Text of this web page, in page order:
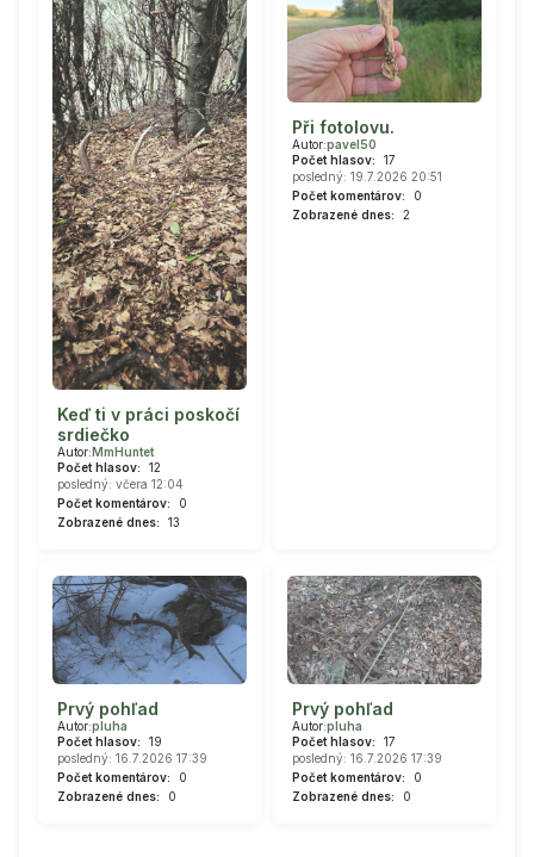
Keď ti v práci poskočí
srdiečko
Autor:MmHuntet
Počet hlasov:
12
posledný: včera 12:04
Počet komentárov:
0
Zobrazené dnes:
13
Při fotolovu.
Autor:pavel50
Počet hlasov:
17
posledný: 19.7.2026 20:51
Počet komentárov:
0
Zobrazené dnes:
2
Prvý pohľad
Autor:pluha
Počet hlasov:
19
posledný: 16.7.2026 17:39
Počet komentárov:
0
Zobrazené dnes:
0
Prvý pohľad
Autor:pluha
Počet hlasov:
17
posledný: 16.7.2026 17:39
Počet komentárov:
0
Zobrazené dnes:
0